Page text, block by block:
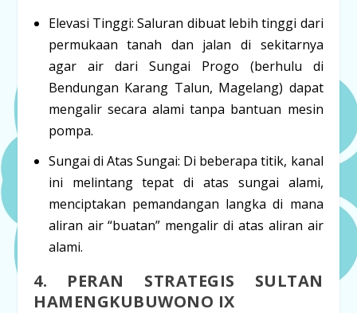
Elevasi Tinggi: Saluran dibuat lebih tinggi dari
permukaan tanah dan jalan di sekitarnya
agar air dari Sungai Progo (berhulu di
Bendungan Karang Talun, Magelang) dapat
mengalir secara alami tanpa bantuan mesin
pompa.
Sungai di Atas Sungai: Di beberapa titik, kanal
ini melintang tepat di atas sungai alami,
menciptakan pemandangan langka di mana
aliran air “buatan” mengalir di atas aliran air
alami.
4. PERAN STRATEGIS SULTAN
HAMENGKUBUWONO IX